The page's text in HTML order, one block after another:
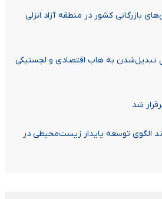
بازرگانی کشور در منطقه آزاد انزلی
تبدیل‌شدن به هاب اقتصادی و لجستیکی
شد
الگوی توسعه پایدار زیست‌محیطی در